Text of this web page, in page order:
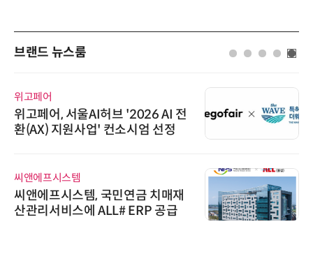
브랜드 뉴스룸
위고페어
위고페어, 서울AI허브 '2026 AI 전
환(AX) 지원사업' 컨소시엄 선정
씨앤에프시스템
씨앤에프시스템, 국민연금 치매재
산관리서비스에 ALL# ERP 공급